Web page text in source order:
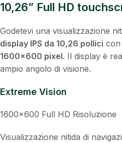
10,26” Full HD
Godetevi una visualizzazione
display IPS da 10,26 pollici con
1600×600 pixel. Il display è
ampio angolo di visione.
Extreme Vision
1600×600 Full HD Risoluzione
Visualizzazione nitida di